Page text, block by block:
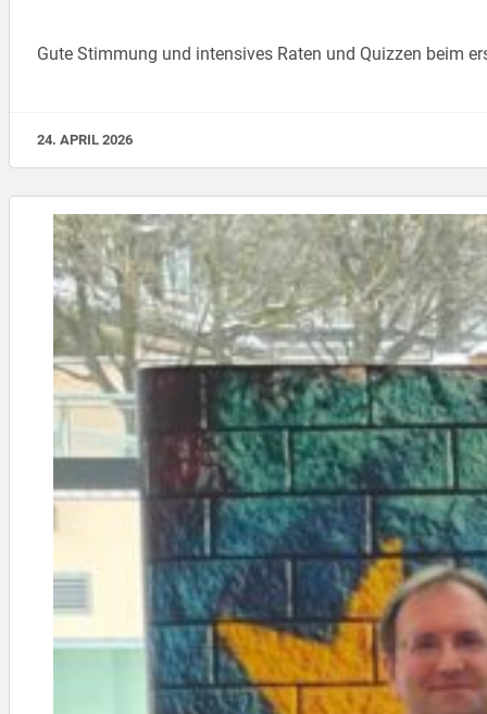
Gute Stimmung und intensives Raten und Quizzen beim
24. APRIL 2026